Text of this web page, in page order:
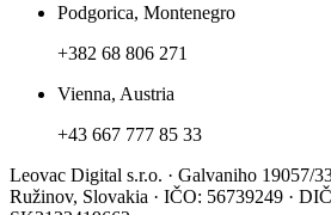
Podgorica, Montenegro
+382 68 806 271
Vienna, Austria
+43 667 777 85 33
Leovac Digital s.r.o. · Galvaniho 19057/
Ružinov, Slovakia · IČO: 56739249 ·